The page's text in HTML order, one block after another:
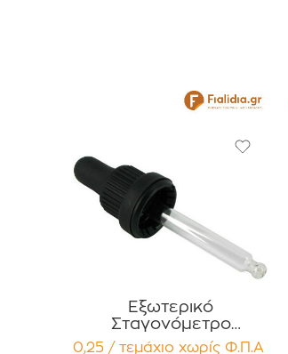
Εξωτερικό
Σταγονόμετρο
Ασφαλείας 20ml PP18
0,25 / τεμάχιο χωρίς Φ.Π.Α